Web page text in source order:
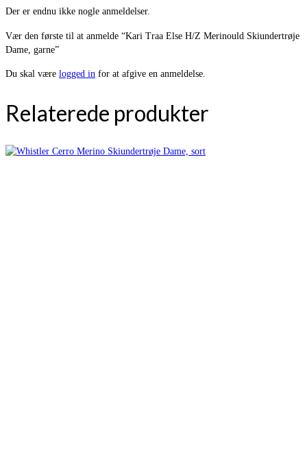
Der er endnu ikke nogle anmeldelser.
Vær den første til at anmelde “Kari Traa Else H/Z Merinould Skiundertrøje
Dame, garne”
Du skal være logged in for at afgive en anmeldelse.
Relaterede produkter